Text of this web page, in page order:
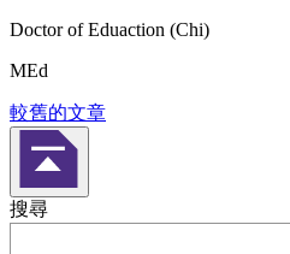
Doctor of Eduaction (Chi)
MEd
文
章
導
覽
較舊的文章
返回頁首
搜尋